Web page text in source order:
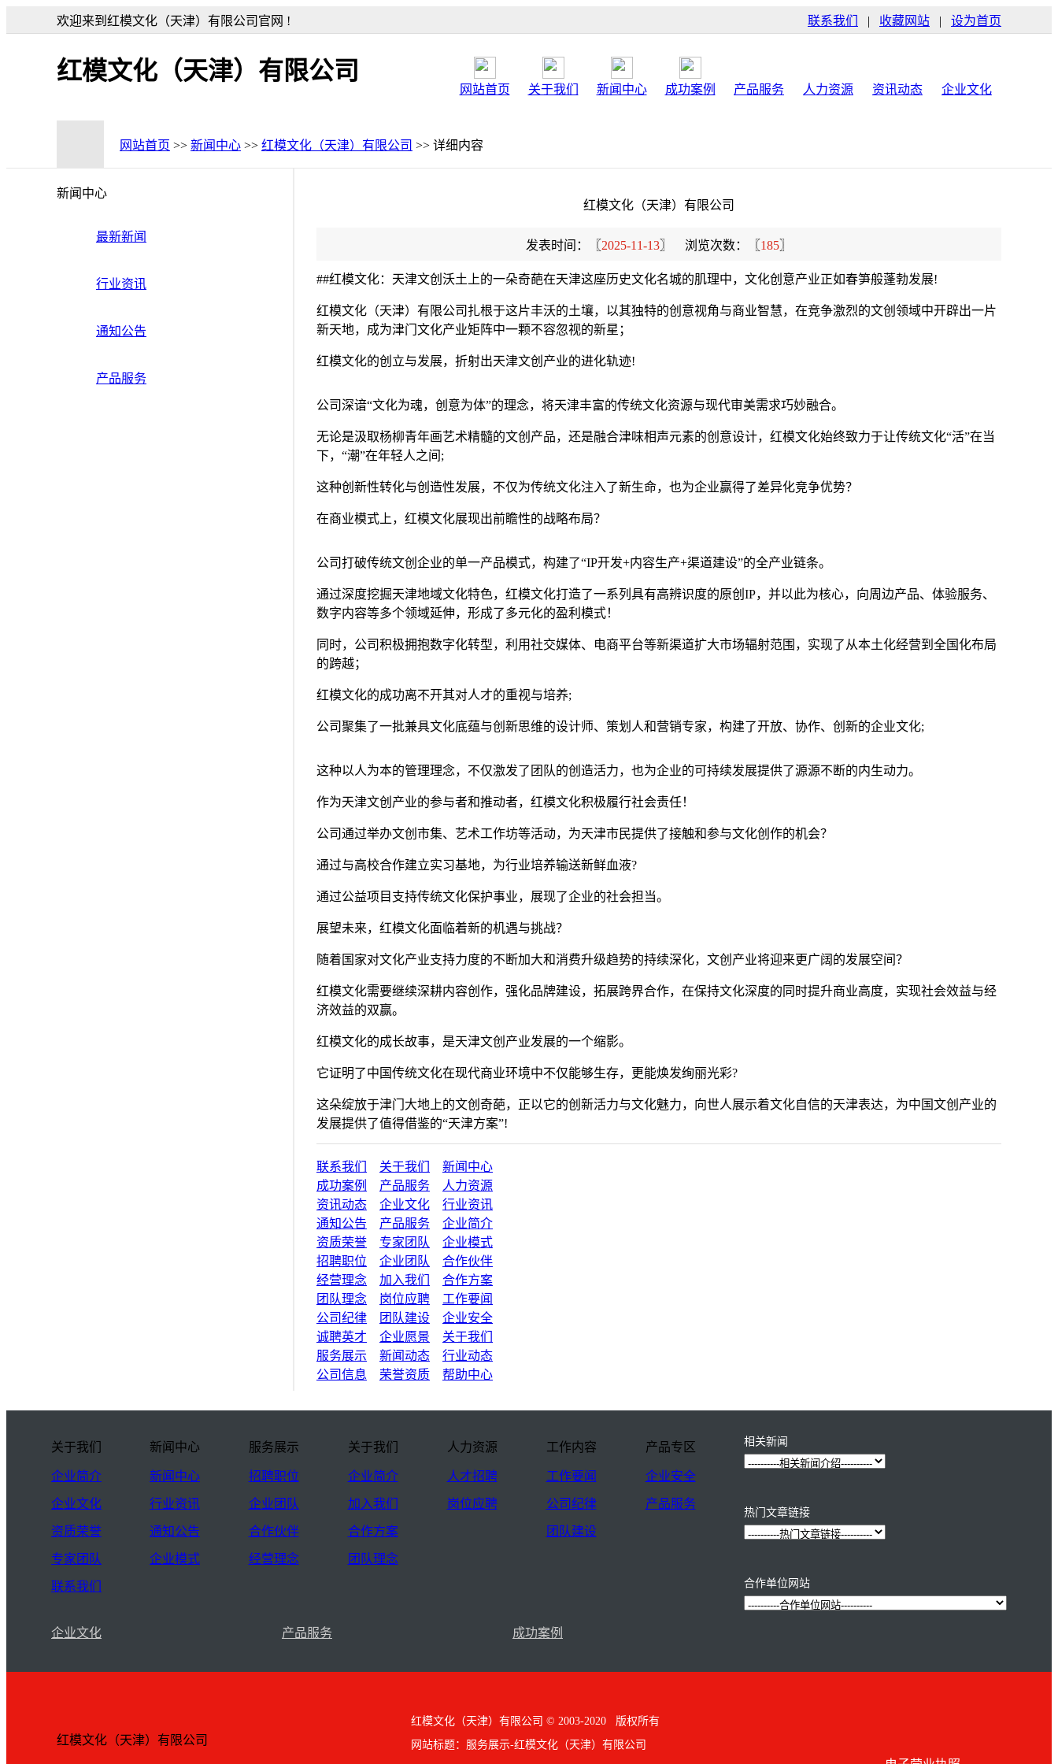
欢迎来到红模文化（天津）有限公司官网 ! 联系我们 | 收藏网站 | 设为首页
红模文化（天津）有限公司
网站首页 关于我们 新闻中心 成功案例 产品服务 人力资源 资讯动态 企业文化
网站首页 >> 新闻中心 >> 红模文化（天津）有限公司 >> 详细内容
新闻中心
最新新闻
行业资讯
通知公告
产品服务
红模文化（天津）有限公司
发表时间：〖 2025-11-13〗 浏览次数：〖 185〗
##红模文化：天津文创沃土上的一朵奇葩在天津这座历史文化名城的肌理中，文化创意产业正如春笋般蓬勃发展!
红模文化（天津）有限公司扎根于这片丰沃的土壤，以其独特的创意视角与商业智慧，在竞争激烈的文创领域中开辟出一片
新天地，成为津门文化产业矩阵中一颗不容忽视的新星；
红模文化的创立与发展，折射出天津文创产业的进化轨迹!
公司深谙“文化为魂，创意为体”的理念，将天津丰富的传统文化资源与现代审美需求巧妙融合。
无论是汲取杨柳青年画艺术精髓的文创产品，还是融合津味相声元素的创意设计，红模文化始终致力于让传统文化“活”在当
下，“潮”在年轻人之间;
这种创新性转化与创造性发展，不仅为传统文化注入了新生命，也为企业赢得了差异化竞争优势？
在商业模式上，红模文化展现出前瞻性的战略布局？
公司打破传统文创企业的单一产品模式，构建了“IP开发+内容生产+渠道建设”的全产业链条。
通过深度挖掘天津地域文化特色，红模文化打造了一系列具有高辨识度的原创IP，并以此为核心，向周边产品、体验服务、
数字内容等多个领域延伸，形成了多元化的盈利模式！
同时，公司积极拥抱数字化转型，利用社交媒体、电商平台等新渠道扩大市场辐射范围，实现了从本土化经营到全国化布局
的跨越；
红模文化的成功离不开其对人才的重视与培养;
公司聚集了一批兼具文化底蕴与创新思维的设计师、策划人和营销专家，构建了开放、协作、创新的企业文化;
这种以人为本的管理理念，不仅激发了团队的创造活力，也为企业的可持续发展提供了源源不断的内生动力。
作为天津文创产业的参与者和推动者，红模文化积极履行社会责任！
公司通过举办文创市集、艺术工作坊等活动，为天津市民提供了接触和参与文化创作的机会？
通过与高校合作建立实习基地，为行业培养输送新鲜血液?
通过公益项目支持传统文化保护事业，展现了企业的社会担当。
展望未来，红模文化面临着新的机遇与挑战？
随着国家对文化产业支持力度的不断加大和消费升级趋势的持续深化，文创产业将迎来更广阔的发展空间？
红模文化需要继续深耕内容创作，强化品牌建设，拓展跨界合作，在保持文化深度的同时提升商业高度，实现社会效益与经
济效益的双赢。
红模文化的成长故事，是天津文创产业发展的一个缩影。
它证明了中国传统文化在现代商业环境中不仅能够生存，更能焕发绚丽光彩?
这朵绽放于津门大地上的文创奇葩，正以它的创新活力与文化魅力，向世人展示着文化自信的天津表达，为中国文创产业的
发展提供了值得借鉴的“天津方案”!
联系我们 关于我们
新闻中心
成功案例
产品服务
人力资源
资讯动态
企业文化
行业资讯
通知公告
产品服务
企业简介
资质荣誉
专家团队
企业模式
招聘职位
企业团队
合作伙伴
经营理念
加入我们
合作方案
团队理念
岗位应聘
工作要闻
公司纪律
团队建设
企业安全
诚聘英才
企业愿景
关于我们
服务展示
新闻动态
行业动态
公司信息
荣誉资质 帮助中心
关于我们
企业简介
企业文化
资质荣誉
专家团队
联系我们
新闻中心
新闻中心
行业资讯
通知公告
企业模式
服务展示
招聘职位
企业团队
合作伙伴
经营理念
关于我们
企业简介
加入我们
合作方案
团队理念
人力资源
人才招聘
岗位应聘
工作内容
工作要闻
公司纪律
团队建设
产品专区
企业安全
产品服务
企业文化 产品服务 成功案例
相关新闻
热门文章链接
合作单位网站
红模文化（天津）有限公司
红模文化（天津）有限公司 © 2003-2020 版权所有
网站标题：服务展示-红模文化（天津）有限公司